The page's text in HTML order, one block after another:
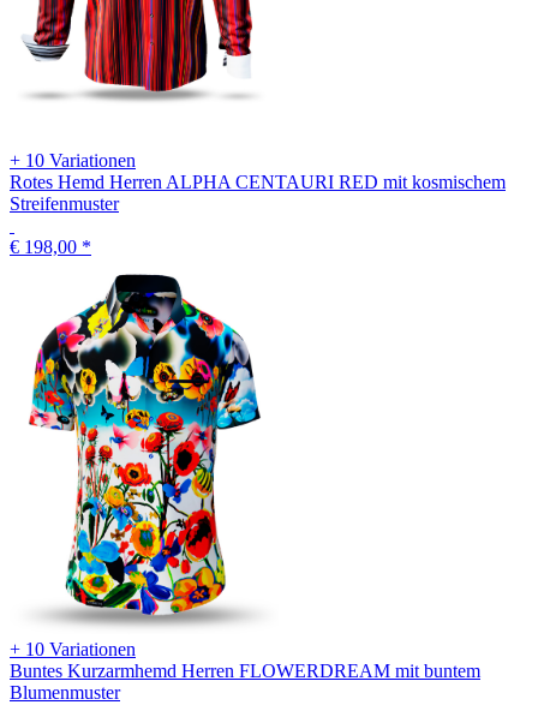
+ 10 Variationen
Rotes Hemd Herren ALPHA CENTAURI RED mit kosmischem
Streifenmuster
€ 198,00 *
+ 10 Variationen
Buntes Kurzarmhemd Herren FLOWERDREAM mit buntem
Blumenmuster